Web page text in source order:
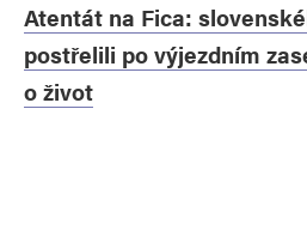
Atentát na Fica:
postřelili po výjezdním
o život